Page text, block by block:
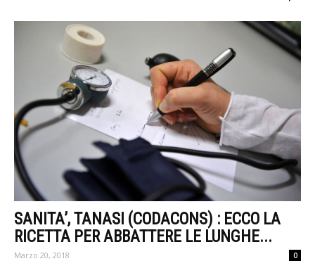
SANITA’, TANASI (CODACONS) : ECCO LA
RICETTA PER ABBATTERE LE LUNGHE...
Marzo 20, 2018 0